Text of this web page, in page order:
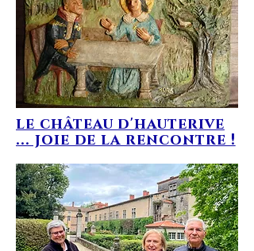
le château d'hauterive
... joie de la rencontre !